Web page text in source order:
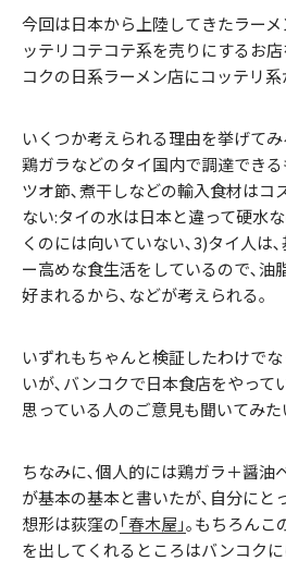
今回は日本から上陸してきたラー
ッテリコテコテ系を売りにするお
コクの日系ラーメン店にコッテリ系
いくつか考えられる理由を挙げて
鶏ガラなどのタイ国内で調達でき
ツオ節､煮干しなどの輸入食材はコ
ない:タイの水は日本と違って硬水
くのには向いていない､3)タイ人は
ー高めな食生活をしているので､油
好まれるから､などが考えられる｡
いずれもちゃんと検証したわけで
いが､バンコクで日本食店をやって
思っている人のご意見も聞いてみた
ちなみに､個人的には鶏ガラ＋醤油
が基本の基本と書いたが､自分にと
想形は荻窪の｢春木屋｣｡もちろんこ
を出してくれるところはバンコク